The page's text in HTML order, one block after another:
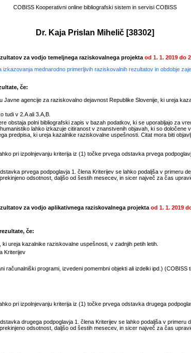
COBISS Kooperativni online bibliografski sistem in servisi COBISS
Dr. Kaja Prislan Mihelič [38302]
za vodjo temeljnega raziskovalnega projektaod 1. 1. 2019 do
izkazovanja mednarodno primerljivih raziskovalnih rezultatov in obdobje
če:
agencije za raziskovalno dejavnost Republike Slovenije, ki ureja
tudi v 2.A ali 3.A,B.
obstaja polni bibliografski zapis v bazah podatkov, ki se uporabljajo za
lahko izkazuje citiranost v znanstvenih objavah, ki so določene
predpisa, ki ureja kazalnike raziskovalne uspešnosti. Citat mora biti
pri izpolnjevanju kriterija iz (1) točke prvega odstavka prvega
prvega podpoglavja 1. člena Kriterijev se lahko podaljša v
odsotnost, daljšo od šestih mesecev, in sicer največ za čas
za vodjo aplikativnega raziskovalnega projektaod 1. 1. 2019
če:
ureja kazalnike raziskovalne uspešnosti, v zadnjih petih letih.
Kriterijev
programi, izvedeni pomembni objekti ali izdelki ipd.) (COBISS
pri izpolnjevanju kriterija iz (1) točke prvega odstavka drugega
drugega podpoglavja 1. člena Kriterijev se lahko podaljša v
odsotnost, daljšo od šestih mesecev, in sicer največ za čas